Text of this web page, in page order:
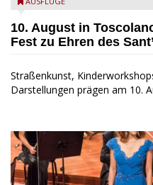
Toscolano Maderno:
10. August in
Fest zu Ehren des
Straßenkunst,
Darstellungen prägen am 10.